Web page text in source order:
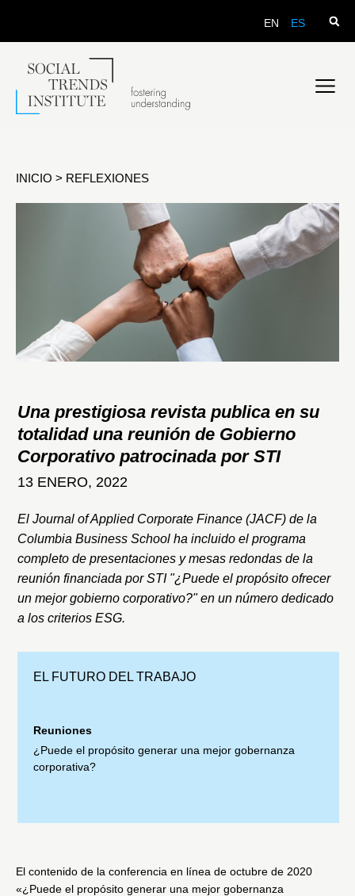
EN ES
INICIO > REFLEXIONES
EL FUTURO DEL TRABAJO
Reuniones
¿Puede el propósito generar una mejor gobernanza
corporativa?
Una prestigiosa revista publica en su
totalidad una reunión de Gobierno
Corporativo patrocinada por STI
13 ENERO, 2022
El Journal of Applied Corporate Finance (JACF) de la
Columbia Business School ha incluido el programa
completo de presentaciones y mesas redondas de la
reunión financiada por STI "¿Puede el propósito ofrecer
un mejor gobierno corporativo?" en un número dedicado
a los criterios ESG.
El contenido de la conferencia en línea de octubre de 2020
«¿Puede el propósito generar una mejor gobernanza